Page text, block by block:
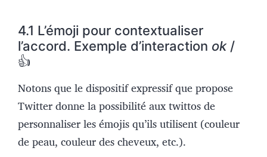
4.1 L’émoji pour contextualiser
l’accord. Exemple d’interaction ok/
👍
Notons que le dispositif expressif que propose
Twitter donne la possibilité aux twittos de
personnaliser les émojis qu’ils utilisent (couleur
de peau, couleur des cheveux, etc.).